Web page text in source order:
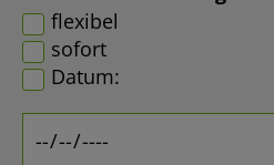
flexibel
sofort
Datum: